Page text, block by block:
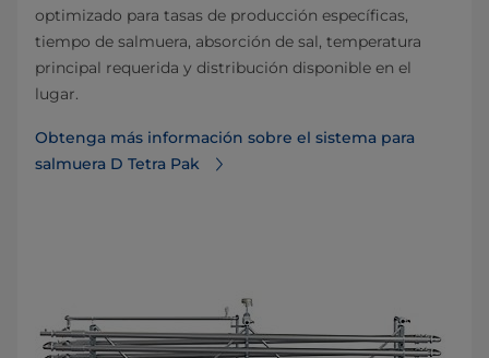
optimizado para tasas de producción específicas,
tiempo de salmuera, absorción de sal, temperatura
principal requerida y distribución disponible en el
lugar.
Obtenga más información sobre el sistema para
salmuera D Tetra Pak